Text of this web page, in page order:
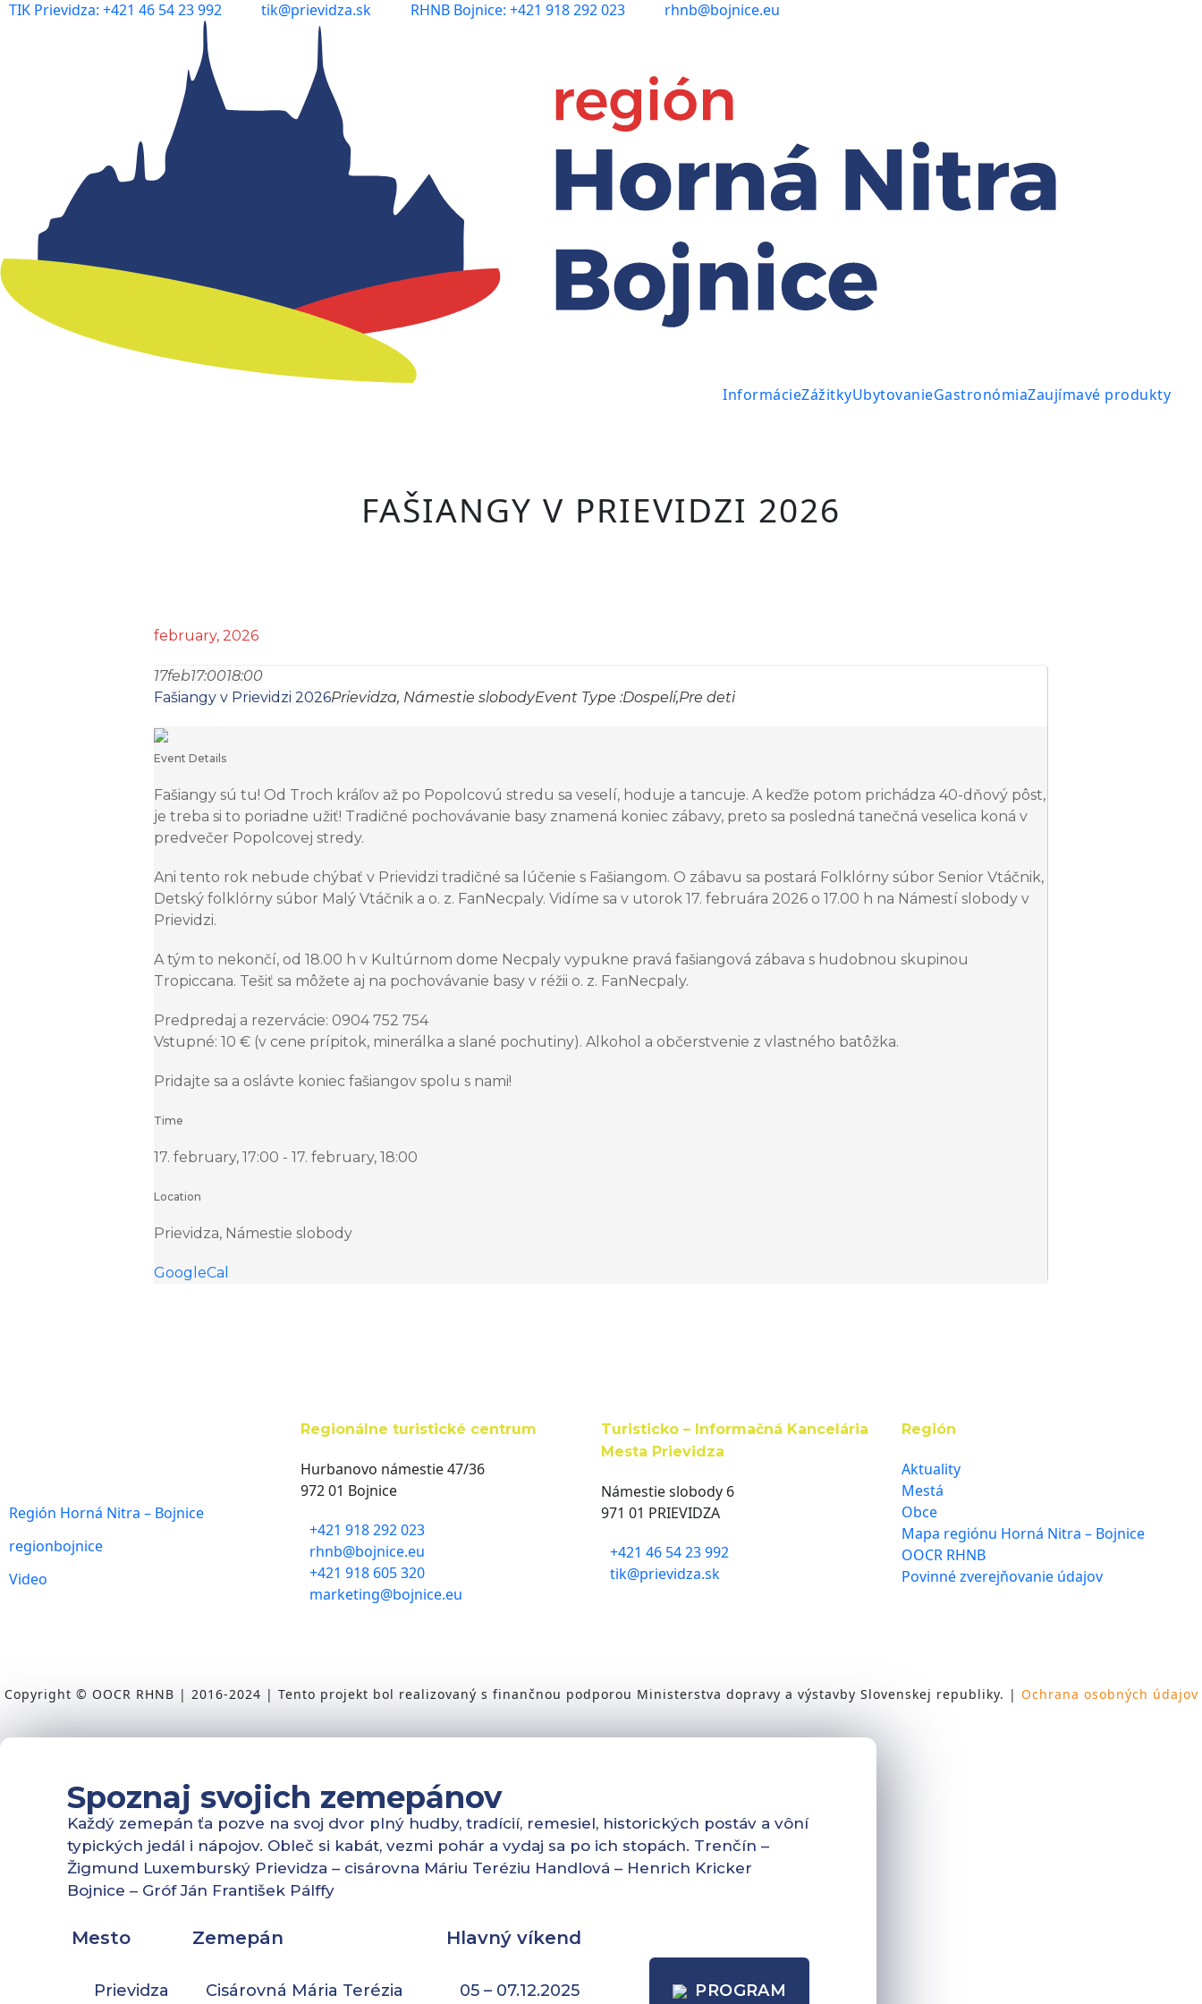
TIK Prievidza: +421 46 54 23 992 tik@prievidza.sk RHNB Bojnice: +421 918 292 023 rhnb@bojnice.eu
InformácieZážitkyUbytovanieGastronómiaZaujímavé produkty
FAŠIANGY V PRIEVIDZI 2026
february, 2026
17feb17:0018:00
Fašiangy v Prievidzi 2026Prievidza, Námestie slobodyEvent Type :Dospelí,Pre deti
Event Details
Fašiangy sú tu! Od Troch kráľov až po Popolcovú stredu sa veselí, hoduje a tancuje. A keďže potom prichádza 40-dňový pôst,
je treba si to poriadne užiť! Tradičné pochovávanie basy znamená koniec zábavy, preto sa posledná tanečná veselica koná v
predvečer Popolcovej stredy.
Ani tento rok nebude chýbať v Prievidzi tradičné sa lúčenie s Fašiangom. O zábavu sa postará Folklórny súbor Senior Vtáčnik,
Detský folklórny súbor Malý Vtáčnik a o. z. FanNecpaly. Vidíme sa v utorok 17. februára 2026 o 17.00 h na Námestí slobody v
Prievidzi.
A tým to nekončí, od 18.00 h v Kultúrnom dome Necpaly vypukne pravá fašiangová zábava s hudobnou skupinou
Tropiccana. Tešiť sa môžete aj na pochovávanie basy v réžii o. z. FanNecpaly.
Predpredaj a rezervácie: 0904 752 754
Vstupné: 10 € (v cene prípitok, minerálka a slané pochutiny). Alkohol a občerstvenie z vlastného batôžka.
Pridajte sa a oslávte koniec fašiangov spolu s nami!
Time
17. february, 17:00 - 17. february, 18:00
Location
Prievidza, Námestie slobody
GoogleCal
Región Horná Nitra – Bojnice
regionbojnice
Video
Regionálne turistické centrum
Hurbanovo námestie 47/36
972 01 Bojnice
+421 918 292 023
rhnb@bojnice.eu
+421 918 605 320
marketing@bojnice.eu
Turisticko – Informačná Kancelária
Mesta Prievidza
Námestie slobody 6
971 01 PRIEVIDZA
+421 46 54 23 992
tik@prievidza.sk
Región
Aktuality
Mestá
Obce
Mapa regiónu Horná Nitra – Bojnice
OOCR RHNB
Povinné zverejňovanie údajov
Copyright © OOCR RHNB | 2016-2024 | Tento projekt bol realizovaný s finančnou podporou Ministerstva dopravy a výstavby Slovenskej republiky. | Ochrana osobných údajov
Spoznaj svojich zemepánov
Každý zemepán ťa pozve na svoj dvor plný hudby, tradícií, remesiel, historických postáv a vôní
typických jedál i nápojov. Obleč si kabát, vezmi pohár a vydaj sa po ich stopách. Trenčín –
Žigmund Luxemburský Prievidza – cisárovna Máriu Teréziu Handlová – Henrich Kricker
Bojnice – Gróf Ján František Pálffy
Mesto Zemepán Hlavný víkend
Prievidza Cisárovná Mária Terézia 05 – 07.12.2025 PROGRAM